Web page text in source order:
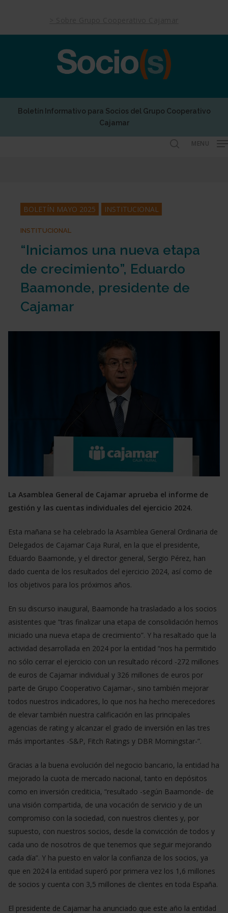
main
Boletín Informativo para Socios del Grupo Cooperativo
Cajamar
MENU
BOLETÍN MAYO 2025 INSTITUCIONAL
INSTITUCIONAL
“Iniciamos una nueva etapa
de crecimiento”, Eduardo
Baamonde, presidente de
Cajamar
La Asamblea General de Cajamar aprueba el informe de
gestión y las cuentas individuales del ejercicio 2024.
Esta mañana se ha celebrado la Asamblea General Ordinaria de
Delegados de Cajamar Caja Rural, en la que el presidente,
Eduardo Baamonde, y el director general, Sergio Pérez, han
dado cuenta de los resultados del ejercicio 2024, así como de
los objetivos para los próximos años.
En su discurso inaugural, Baamonde ha trasladado a los socios
asistentes que “tras finalizar una etapa de consolidación hemos
iniciado una nueva etapa de crecimiento”. Y ha resaltado que la
actividad desarrollada en 2024 por la entidad “nos ha permitido
no sólo cerrar el ejercicio con un resultado récord -272 millones
de euros de Cajamar individual y 326 millones de euros por
parte de Grupo Cooperativo Cajamar-, sino también mejorar
todos nuestros indicadores, lo que nos ha hecho merecedores
de elevar también nuestra calificación en las principales
agencias de rating y alcanzar el grado de inversión en las tres
más importantes -S&P, Fitch Ratings y DBR Morningstar-”.
Gracias a la buena evolución del negocio bancario, la entidad ha
mejorado la cuota de mercado nacional, tanto en depósitos
como en inversión crediticia, “resultado -según Baamonde- de
una visión compartida, de una vocación de servicio y de un
compromiso con la sociedad, con nuestros clientes y, por
supuesto, con nuestros socios, desde la convicción de todos y
cada uno de nosotros de que tenemos que seguir mejorando
cada día”. Y ha puesto en valor la confianza de los socios, ya
que en 2024 la entidad superó por primera vez los 1,6 millones
de socios y cuenta con 3,5 millones de clientes en toda España.
El presidente de Cajamar ha anunciado que este año la entidad